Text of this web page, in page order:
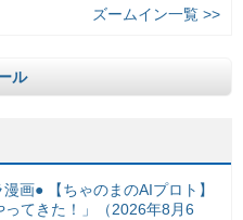
ズームイン一覧 >>
ル
画● 【ちゃのまのAIプロト】
てきた！」（2026年8月6